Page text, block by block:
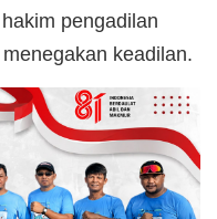
pengadilan
keadilan.